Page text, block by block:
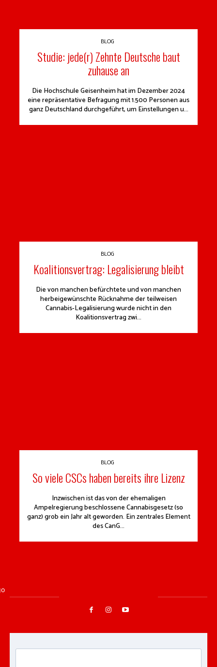
BLOG
Studie: jede(r) Zehnte Deutsche baut
zuhause an
Die Hochschule Geisenheim hat im Dezember 2024
eine repräsentative Befragung mit 1.500 Personen aus
ganz Deutschland durchgeführt, um Einstellungen u...
BLOG
Koalitionsvertrag: Legalisierung bleibt
Die von manchen befürchtete und von manchen
herbeigewünschte Rücknahme der teilweisen
Cannabis-Legalisierung wurde nicht in den
Koalitionsvertrag zwi...
BLOG
So viele CSCs haben bereits ihre Lizenz
Inzwischen ist das von der ehemaligen
Ampelregierung beschlossene Cannabisgesetz (so
ganz) grob ein Jahr alt geworden. Ein zentrales Element
des CanG...